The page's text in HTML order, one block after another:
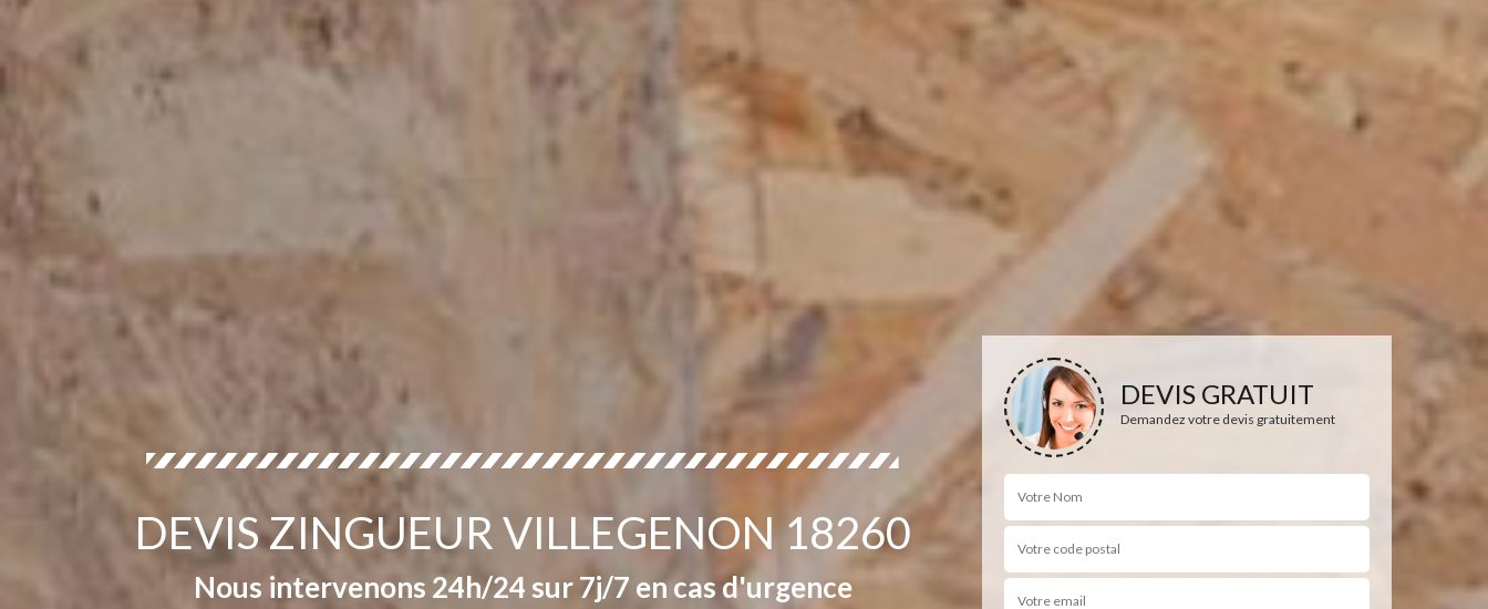
DEVIS ZINGUEUR VILLEGENON 18260
Nous intervenons 24h/24 sur 7j/7 en cas d'urgence
DEVIS GRATUIT
Demandez votre devis gratuitement